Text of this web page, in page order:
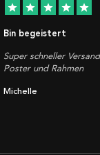
star star star star star
Bin begeistert
Super schneller
Poster und Rahmen
Michelle